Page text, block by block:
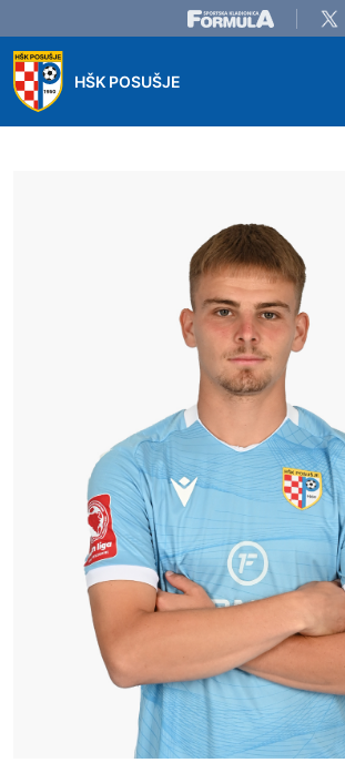
HŠK POSUŠJE